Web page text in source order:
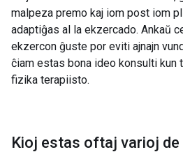
malpeza premo kaj iom post iom
adaptiĝas al la ekzercado. Ankaŭ
ekzercon ĝuste por eviti ajnajn
ĉiam estas bona ideo konsulti kun
fizika terapiisto.
Kioj estas oftaj varioj de